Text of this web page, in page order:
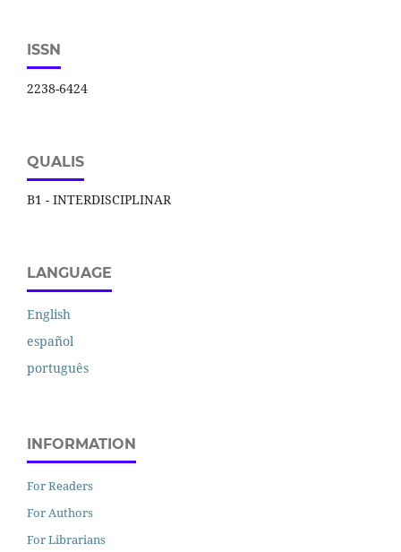
ISSN
2238-6424
QUALIS
B1 - INTERDISCIPLINAR
LANGUAGE
English
español
português
INFORMATION
For Readers
For Authors
For Librarians